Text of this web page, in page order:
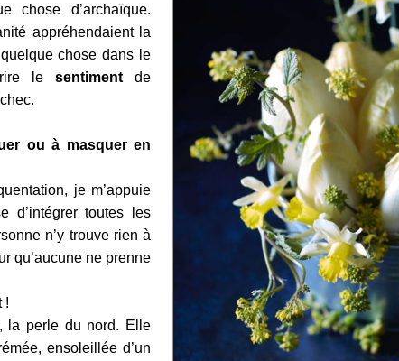
chose d’archaïque.
appréhendaient la
chose dans le
le sentimentde
ou à masquer en
je m’appuie
d’intégrer toutes les
n’y trouve rien à
qu’aucune ne prenne
!
la perle du nord. Elle
ensoleillée d’un